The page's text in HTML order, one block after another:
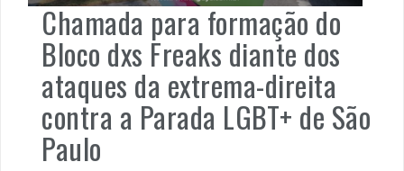
Chamada para formação do
Bloco dxs Freaks diante dos
ataques da extrema-direita
contra a Parada LGBT+ de São
Paulo